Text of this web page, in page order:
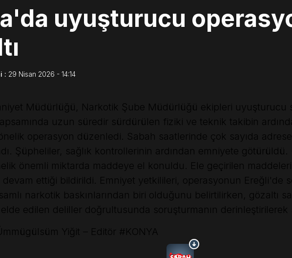
uyuşturucu
: 29 Nisan 2026 - 14:14
Müdürlüğü, Narkotik Şube Müdürlüğü ekipleri uyuşturucu
uzun süredir sürdürülen fiziki ve teknik takibin
operasyon düzenledi. Sabah saatlerinde çok sayıda
Şüpheliler, sağlık kontrollerinin ardından emniyete
önemli miktarda maddeye el konuldu. Ele geçirilen
devam ettiği bildirildi. Emniyet yetkilileri, operasyonun Ereğli'de
narkotik baskınlarından biri olduğunu belirtilirken, gözaltı
elde edilen deliller doğrultusunda soruşturmanın
Yiğit – Editör #KONYA